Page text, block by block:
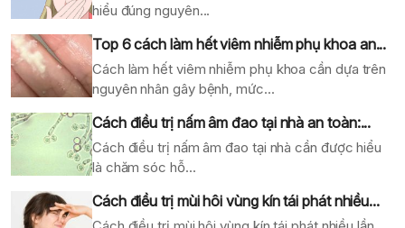
hiểu đúng nguyên...
Top 6 cách làm hết viêm nhiễm phụ khoa an...
Cách làm hết viêm nhiễm phụ khoa cần dựa trên
nguyên nhân gây bệnh, mức...
Cách điều trị nấm âm đao tại nhà an toàn:...
Cách điều trị nấm âm đao tại nhà cần được hiểu
là chăm sóc hỗ...
Cách điều trị mùi hôi vùng kín tái phát nhiều...